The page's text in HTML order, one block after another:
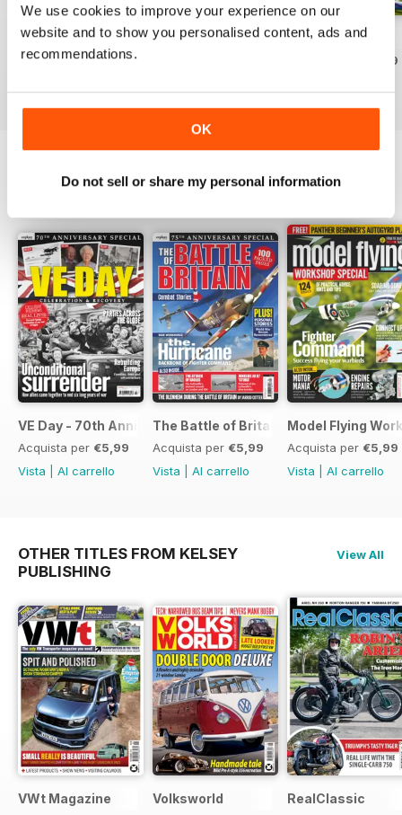
We use cookies to improve your experience on our
website and to show you personalised content, ads and
recommendations.
OK
Do not sell or share my personal information
Jul-26
Acquista per€5,99
Jun-26 May-26
€5,99
SPECIAL EDITIONS
VE Day - 70th Anniversary Special
Acquista per €5,99
Vista
Al carrello
The Battle of Britain
Acquista per €5,99
Vista
Al carrello
Model Flying
Acquista per €5,99
Vista
Al carrello
OTHER TITLES FROM KELSEY
PUBLISHING
View All
VWt Magazine Volksworld RealClassic